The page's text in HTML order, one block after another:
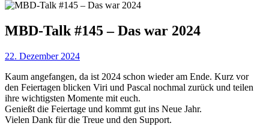
MBD-Talk #145 – Das war 2024
22. Dezember 2024
Kaum angefangen, da ist 2024 schon wieder am Ende. Kurz vor
den Feiertagen blicken Viri und Pascal nochmal zurück und teilen
ihre wichtigsten Momente mit euch.
Genießt die Feiertage und kommt gut ins Neue Jahr.
Vielen Dank für die Treue und den Support.